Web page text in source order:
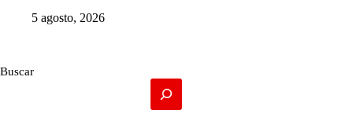
5 agosto, 2026
Buscar